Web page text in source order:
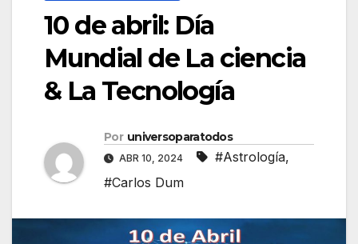
10 de abril: Día
Mundial de La ciencia
& La Tecnología
Por universoparatodos
ABR 10, 2024 #Astrología,
#Carlos Dum